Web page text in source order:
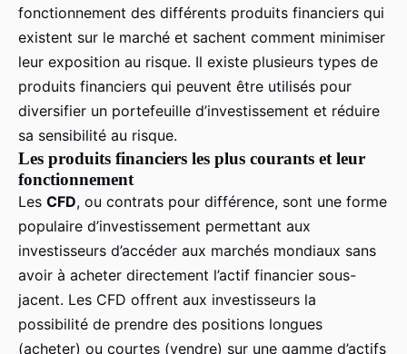
fonctionnement des différents produits financiers qui
existent sur le marché et sachent comment minimiser
leur exposition au risque. Il existe plusieurs types de
produits financiers qui peuvent être utilisés pour
diversifier un portefeuille d’investissement et réduire
sa sensibilité au risque.
Les produits financiers les plus courants et leur
fonctionnement
Les CFD, ou contrats pour différence, sont une forme
populaire d’investissement permettant aux
investisseurs d’accéder aux marchés mondiaux sans
avoir à acheter directement l’actif financier sous-
jacent. Les CFD offrent aux investisseurs la
possibilité de prendre des positions longues
(acheter) ou courtes (vendre) sur une gamme d’actifs